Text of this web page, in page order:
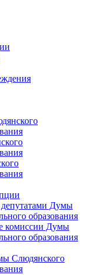
Думы
образования
комиссии Думы
образования
Слюдянского